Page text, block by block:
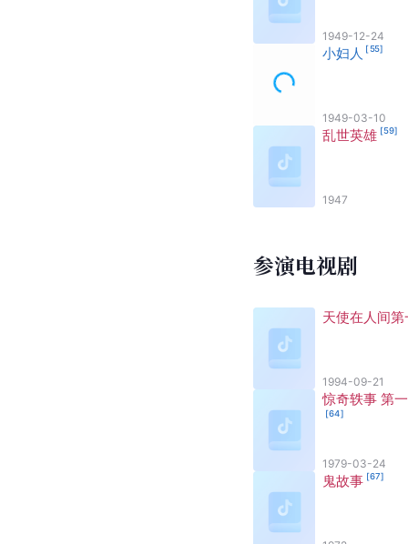
1949-12-24
小妇人 [55]
1949-03-10
乱世英雄 [59]
1947
参演电视剧
天使在人间第
1994-09-21
惊奇轶事 第
[64]
1979-03-24
鬼故事 [67]